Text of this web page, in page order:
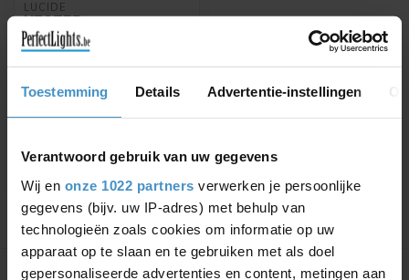
Toestemming Details Advertentie-instellingen
Verantwoord gebruik van uw gegevens
Wij en onze 1022 partners verwerken je persoonlijke
gegevens (bijv. uw IP-adres) met behulp van
technologieën zoals cookies om informatie op uw
apparaat op te slaan en te gebruiken met als doel
gepersonaliseerde advertenties en content, metingen aan
LUCIDE
HESTER -
BUREAULAMP -
1XGU10 - ANTRACIET -
19600/01/30
HESTER - Bureaulamp -
Toon1-1van 1